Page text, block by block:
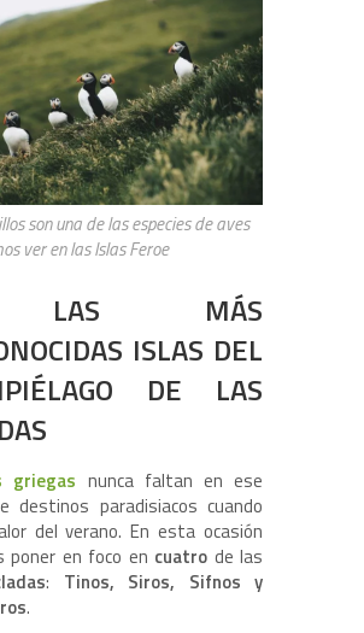
son una de las especies de aves
ver en las Islas Feroe
MÁS
ISLAS DEL
DE LAS
griegas nunca faltan en ese
destinos paradisiacos cuando
del verano. En esta ocasión
poner en foco en cuatro de las
: Tinos, Siros, Sifnos y
.